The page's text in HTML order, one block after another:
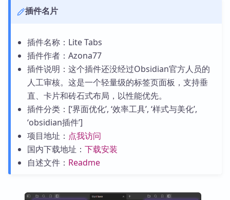
插件名片
插件名称：Lite Tabs
插件作者：Azona77
插件说明：这个插件还没经过Obsidian官方人员的
人工审核。这是一个轻量级的标签页面板，支持垂
直、卡片和砖石式布局，以性能优先。
插件分类：[‘界面优化’, ‘效率工具’, ‘样式与美化’,
‘obsidian插件’]
项目地址： 点我访问
国内下载地址： 下载安装
自述文件： Readme